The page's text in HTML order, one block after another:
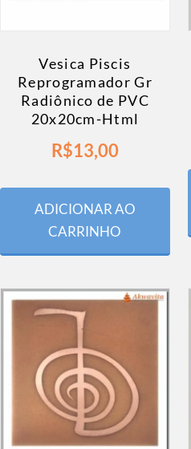
Vesica Piscis
Reprogramador Gr
Radiônico de PVC
20x20cm-Html
R$13,00
ADICIONAR AO
CARRINHO